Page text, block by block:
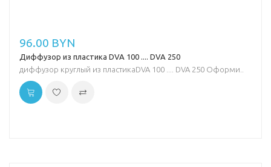
96.00 BYN
Диффузор из пластика DVA 100 .... DVA 250
диффузор круглый из пластикаDVA 100 .... DVA 250 Оформи..